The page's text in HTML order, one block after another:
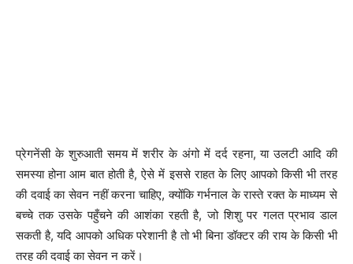
प्रेगनेंसी के शुरुआती समय में शरीर के अंगो में दर्द रहना, या उलटी आदि की
समस्या होना आम बात होती है, ऐसे में इससे राहत के लिए आपको किसी भी तरह
की दवाई का सेवन नहीं करना चाहिए, क्योंकि गर्भनाल के रास्ते रक्त के माध्यम से
बच्चे तक उसके पहुँचने की आशंका रहती है, जो शिशु पर गलत प्रभाव डाल
सकती है, यदि आपको अधिक परेशानी है तो भी बिना डॉक्टर की राय के किसी भी
तरह की दवाई का सेवन न करें।